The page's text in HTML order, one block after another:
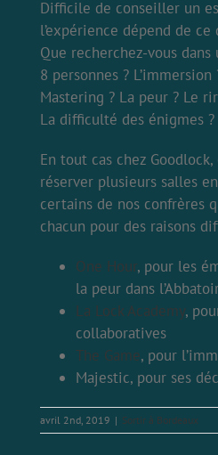
Difficile de conseiller un
l’expérience dépend de
Que recherchez-vous
8 personnes ?
Mastering ? La peur ? Le
La difficulté des énigmes ?
En tout cas chez
réserver plusieurs salles
certains de nos confrères
chacun pour des raisons
One Hour, pour les
la peur dans
La Lock Academy,
collaboratives
The Game, pour
Majestic, pour ses
avril 2nd, 2019 | Sortir à Bordeaux